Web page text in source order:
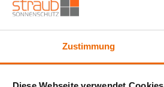
Zustimmung